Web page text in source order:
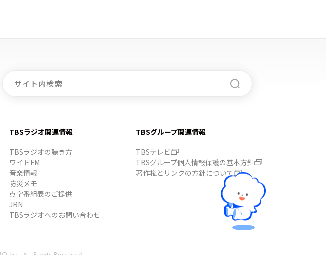
TBSラジオ関連情報
TBSラジオの聴き方
ワイドFM
音楽情報
防災メモ
点字番組表のご提供
JRN
TBSラジオへのお問い合わせ
TBSグループ関連情報
TBSテレビ
TBSグループ個人情報保護の基本方針
著作権とリンクの方針について